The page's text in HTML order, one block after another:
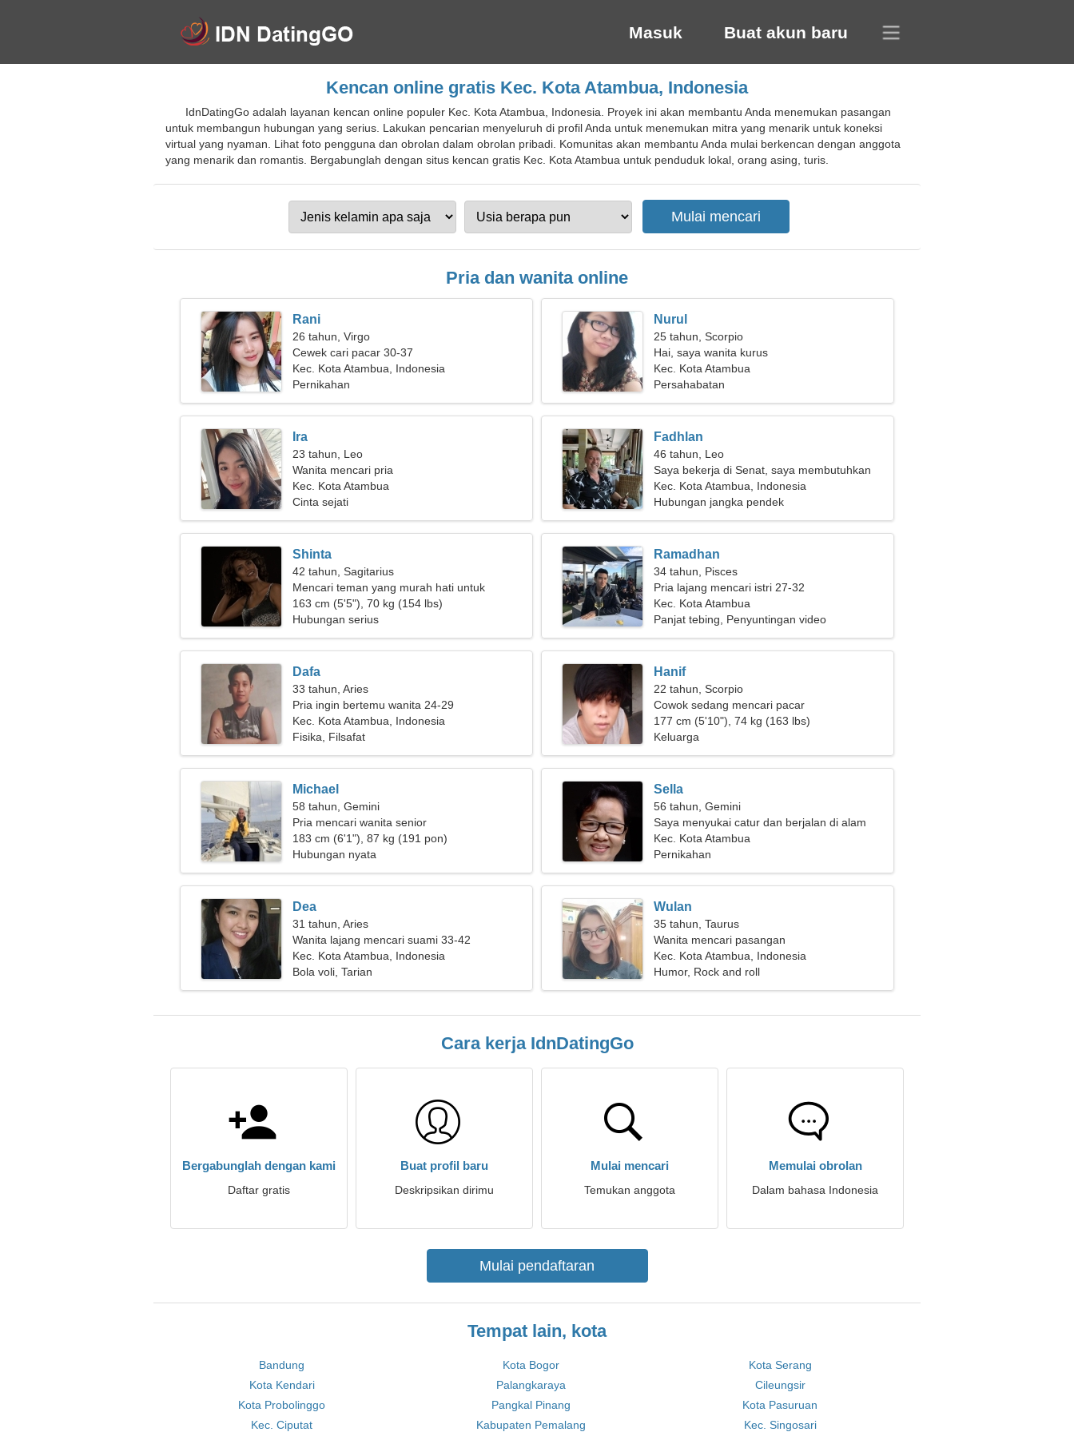
Masuk Buat akun baru
Kencan online gratis Kec. Kota Atambua, Indonesia
IdnDatingGo adalah layanan kencan online populer Kec. Kota Atambua, Indonesia. Proyek ini akan membantu Anda menemukan pasangan
untuk membangun hubungan yang serius. Lakukan pencarian menyeluruh di profil Anda untuk menemukan mitra yang menarik untuk koneksi
virtual yang nyaman. Lihat foto pengguna dan obrolan dalam obrolan pribadi. Komunitas akan membantu Anda mulai berkencan dengan anggota
yang menarik dan romantis. Bergabunglah dengan situs kencan gratis Kec. Kota Atambua untuk penduduk lokal, orang asing, turis.
Pria dan wanita online
Rani
26 tahun, Virgo
Cewek cari pacar 30-37
Kec. Kota Atambua, Indonesia
Pernikahan
Nurul
25 tahun, Scorpio
Hai, saya wanita kurus
Kec. Kota Atambua
Persahabatan
Ira
23 tahun, Leo
Wanita mencari pria
Kec. Kota Atambua
Cinta sejati
Fadhlan
46 tahun, Leo
Saya bekerja di Senat, saya membutuhkan
seorang wanita cantik
Kec. Kota Atambua, Indonesia
Hubungan jangka pendek
Shinta
42 tahun, Sagitarius
Mencari teman yang murah hati untuk
romansa
163 cm (5'5"), 70 kg (154 lbs)
Hubungan serius
Ramadhan
34 tahun, Pisces
Pria lajang mencari istri 27-32
Kec. Kota Atambua
Panjat tebing, Penyuntingan video
Dafa
33 tahun, Aries
Pria ingin bertemu wanita 24-29
Kec. Kota Atambua, Indonesia
Fisika, Filsafat
Hanif
22 tahun, Scorpio
Cowok sedang mencari pacar
177 cm (5'10"), 74 kg (163 lbs)
Keluarga
Michael
58 tahun, Gemini
Pria mencari wanita senior
183 cm (6'1"), 87 kg (191 pon)
Hubungan nyata
Sella
56 tahun, Gemini
Saya menyukai catur dan berjalan di alam
Kec. Kota Atambua
Pernikahan
Dea
31 tahun, Aries
Wanita lajang mencari suami 33-42
Kec. Kota Atambua, Indonesia
Bola voli, Tarian
Wulan
35 tahun, Taurus
Wanita mencari pasangan
Kec. Kota Atambua, Indonesia
Humor, Rock and roll
Cara kerja IdnDatingGo
Bergabunglah dengan kami
Daftar gratis
Buat profil baru
Deskripsikan dirimu
Mulai mencari
Temukan anggota
Memulai obrolan
Dalam bahasa Indonesia
Mulai pendaftaran
Tempat lain, kota
Bandung Kota Bogor
Kota Serang
Kota Kendari
Palangkaraya
Cileungsir
Kota Probolinggo
Pangkal Pinang
Kota Pasuruan
Kec. Ciputat
Kabupaten Pemalang Kec. Singosari